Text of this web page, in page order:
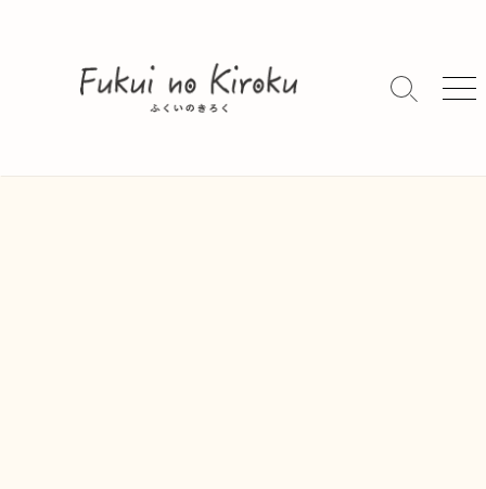
ス
検
替
メ